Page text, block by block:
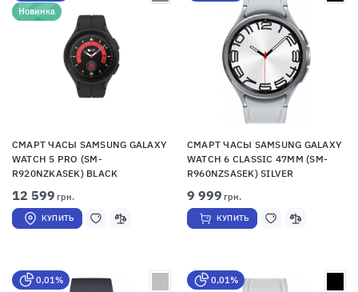
Новинка
СМАРТ ЧАСЫ SAMSUNG GALAXY
WATCH 5 PRO (SM-
R920NZKASEK) BLACK
12 599 грн.
КУПИТЬ
СМАРТ ЧАСЫ SAMSUNG GALAXY
WATCH 6 CLASSIC 47MM (SM-
R960NZSASEK) SILVER
9 999 грн.
КУПИТЬ
0,01% 0,01%